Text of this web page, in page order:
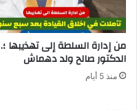
من إدارة السلطة إلى تهذيبها ؛.
الدكتور صالح ولد دهماش
منذ 5 أيام